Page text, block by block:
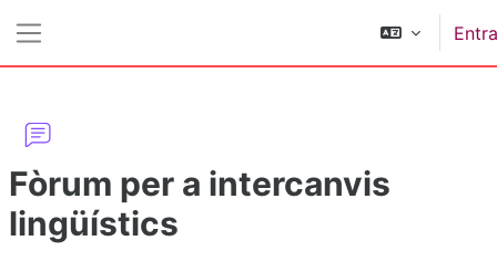
Fòrum per a intercanvis
lingüístics